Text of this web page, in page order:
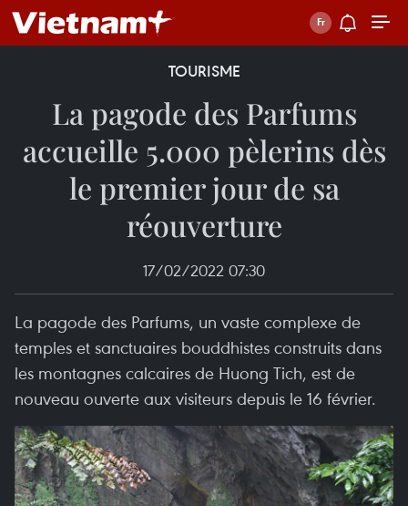
TOURISME
La pagode des Parfums
accueille 5.000 pèlerins dès
le premier jour de sa
réouverture
17/02/2022 07:30
La pagode des Parfums, un vaste complexe de
temples et sanctuaires bouddhistes construits dans
les montagnes calcaires de Huong Tich, est de
nouveau ouverte aux visiteurs depuis le 16 février.